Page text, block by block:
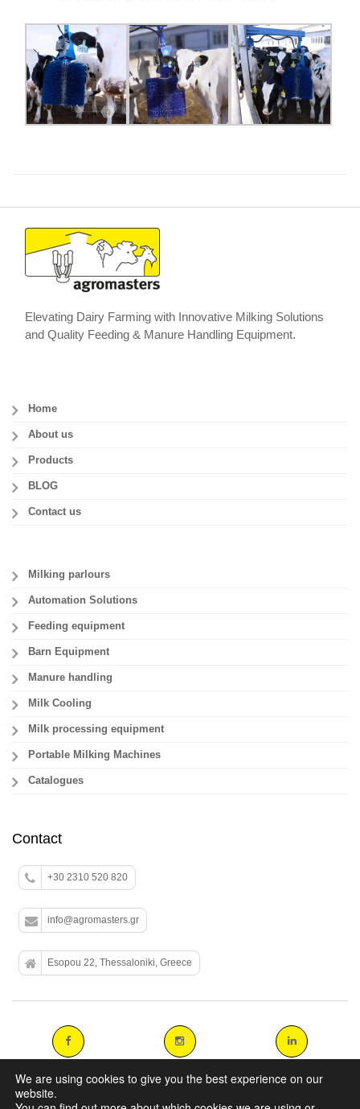
Elevating Dairy Farming with Innovative Milking Solutions
and Quality Feeding & Manure Handling Equipment.
Home
About us
Products
BLOG
Contact us
Milking parlours
Automation Solutions
Feeding equipment
Barn Equipment
Manure handling
Milk Cooling
Milk processing equipment
Portable Milking Machines
Catalogues
Contact
+30 2310 520 820
info@agromasters.gr
Esopou 22, Thessaloniki, Greece
We are using cookies to give you the best experience on our
website.